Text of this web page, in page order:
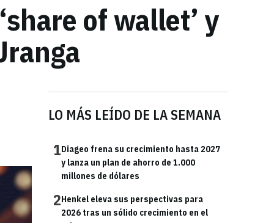
of wallet’ y
LO MÁS LEÍDO DE LA SEMANA
1Diageo frena su crecimiento hasta 2027
y lanza un plan de ahorro de 1.000
millones de dólares
2Henkel eleva sus perspectivas para
2026 tras un sólido crecimiento en el